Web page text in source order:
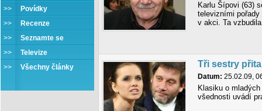
>>
Povídky
>>
Recenze
>>
Seznamte se
>>
Televize
>> Všechny články
Karlu Šípovi (63)
televizními
v akci. Ta
Tři sestry
Datum: 25.02.09,
Klasiku o
všednosti uvádí